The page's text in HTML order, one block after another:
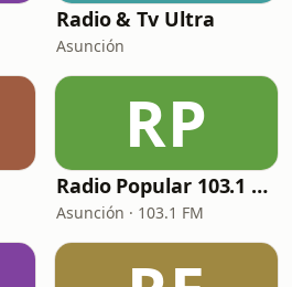
Radio & Tv Ultra
Asunción
RP
Radio Popular 103.1 FM
Asunción · 103.1 FM